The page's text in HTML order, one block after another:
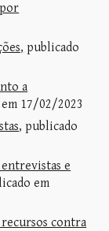
publicado
a
17/02/2023
, publicado
e
em
recursos contra